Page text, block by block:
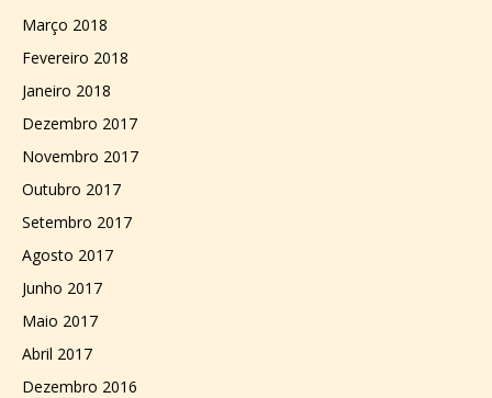
Março 2018
Fevereiro 2018
Janeiro 2018
Dezembro 2017
Novembro 2017
Outubro 2017
Setembro 2017
Agosto 2017
Junho 2017
Maio 2017
Abril 2017
Dezembro 2016